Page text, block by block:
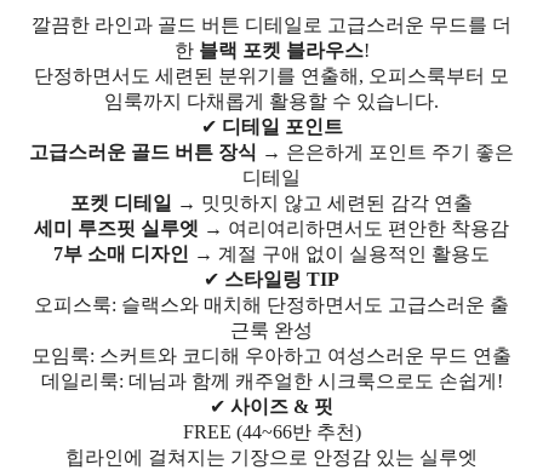
깔끔한 라인과 골드 버튼 디테일로 고급스러운 무드를 더
한 블랙 포켓 블라우스!
단정하면서도 세련된 분위기를 연출해, 오피스룩부터 모
임룩까지 다채롭게 활용할 수 있습니다.
✔ 디테일 포인트
고급스러운 골드 버튼 장식 → 은은하게 포인트 주기 좋은
디테일
포켓 디테일 → 밋밋하지 않고 세련된 감각 연출
세미 루즈핏 실루엣 → 여리여리하면서도 편안한 착용감
7부 소매 디자인 → 계절 구애 없이 실용적인 활용도
✔ 스타일링 TIP
오피스룩: 슬랙스와 매치해 단정하면서도 고급스러운 출
근룩 완성
모임룩: 스커트와 코디해 우아하고 여성스러운 무드 연출
데일리룩: 데님과 함께 캐주얼한 시크룩으로도 손쉽게!
✔ 사이즈 & 핏
FREE (44~66반 추천)
힙라인에 걸쳐지는 기장으로 안정감 있는 실루엣